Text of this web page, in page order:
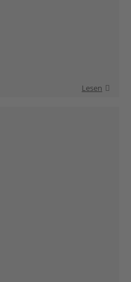
Lesen